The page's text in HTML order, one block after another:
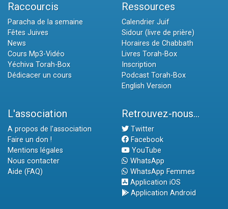
Raccourcis
Paracha de la semaine
Fêtes Juives
News
Cours Mp3-Vidéo
Yéchiva Torah-Box
Dédicacer un cours
Ressources
Calendrier Juif
Sidour (livre de prière)
Horaires de Chabbath
Livres Torah-Box
Inscription
Podcast Torah-Box
English Version
L'association
A propos de l'association
Faire un don !
Mentions légales
Nous contacter
Aide (FAQ)
Retrouvez-nous...
Twitter
Facebook
YouTube
WhatsApp
WhatsApp Femmes
Application iOS
Application Android